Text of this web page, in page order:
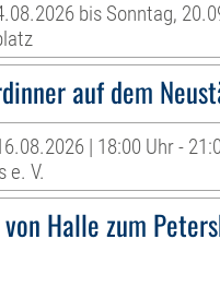
bis Sonntag,
auf dem
| 18:00 Uhr -
e. V.
Halle zum